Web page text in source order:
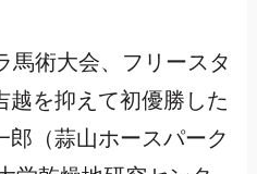
馬術大会、フリースタ
越を抑えて初優勝した
（蒜山ホースパーク